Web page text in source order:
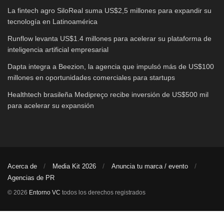
La fintech agro SiloReal suma US$2,5 millones para expandir su
tecnología en Latinoamérica
Runflow levanta US$1.4 millones para acelerar su plataforma de
inteligencia artificial empresarial
Dapta integra a Beezion, la agencia que impulsó más de US$100
millones en oportunidades comerciales para startups
Healthtech brasileña Medipreço recibe inversión de US$500 mil
para acelerar su expansión
Acerca de Media Kit 2026
Anuncia tu marca / evento
Agencias de PR
© 2026 Entorno VC todos los derechos registrados